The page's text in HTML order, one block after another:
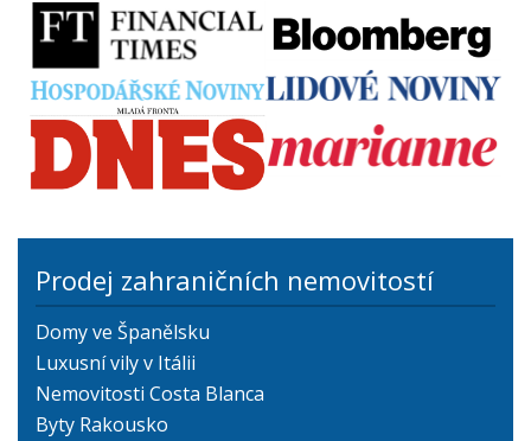
Prodej zahraničních nemovitostí
Domy ve Španělsku
Luxusní vily v Itálii
Nemovitosti Costa Blanca
Byty Rakousko